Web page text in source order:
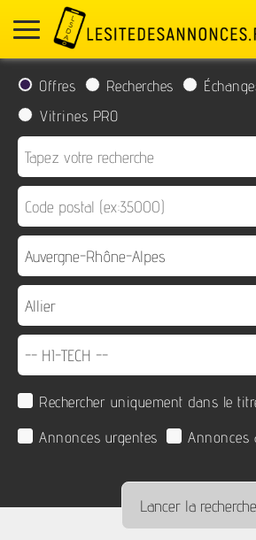
Offres Recherches
Vitrines PRO
Rechercher uniquement dans le
Annonces urgentes
Annonces